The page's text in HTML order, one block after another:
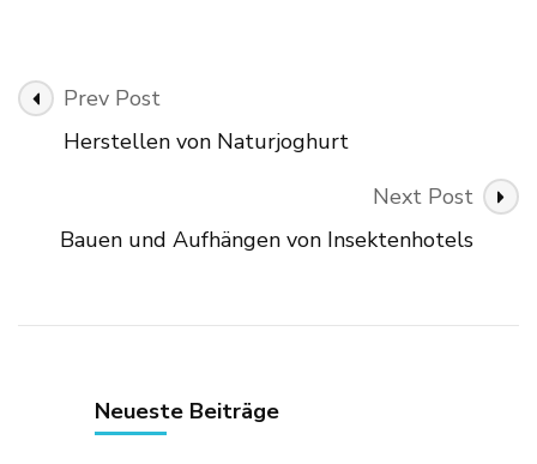
Post
Navigation
Prev Post
Herstellen von Naturjoghurt
Next Post
Bauen und Aufhängen von Insektenhotels
Neueste Beiträge